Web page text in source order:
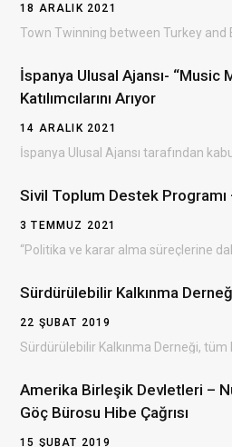
18 ARALIK 2021
İspanya Ulusal Ajansı- “Music
Katılımcılarını Arıyor
14 ARALIK 2021
Sivil Toplum Destek Programı
3 TEMMUZ 2021
Sürdürülebilir Kalkınma
22 ŞUBAT 2019
Amerika Birleşik Devletleri –
Göç Bürosu Hibe Çağrısı
15 ŞUBAT 2019